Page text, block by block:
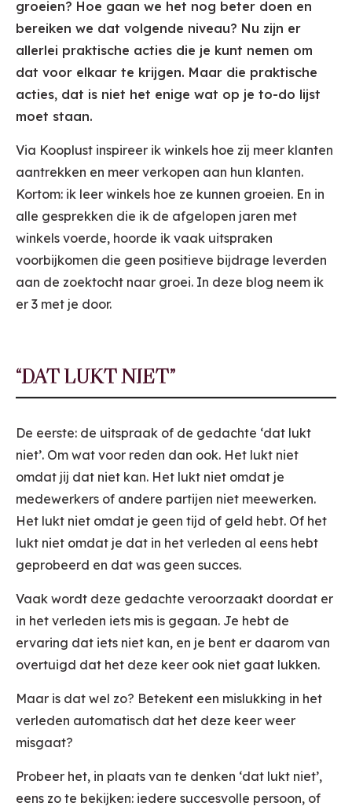
groeien? Hoe gaan we het nog beter doen en
bereiken we dat volgende niveau? Nu zijn er
allerlei praktische acties die je kunt nemen om
dat voor elkaar te krijgen. Maar die praktische
acties, dat is niet het enige wat op je to-do lijst
moet staan.
Via Kooplust inspireer ik winkels hoe zij meer klanten
aantrekken en meer verkopen aan hun klanten.
Kortom: ik leer winkels hoe ze kunnen groeien. En in
alle gesprekken die ik de afgelopen jaren met
winkels voerde, hoorde ik vaak uitspraken
voorbijkomen die geen positieve bijdrage leverden
aan de zoektocht naar groei. In deze blog neem ik
er 3 met je door.
“DAT LUKT NIET”
De eerste: de uitspraak of de gedachte ‘dat lukt
niet’. Om wat voor reden dan ook. Het lukt niet
omdat jij dat niet kan. Het lukt niet omdat je
medewerkers of andere partijen niet meewerken.
Het lukt niet omdat je geen tijd of geld hebt. Of het
lukt niet omdat je dat in het verleden al eens hebt
geprobeerd en dat was geen succes.
Vaak wordt deze gedachte veroorzaakt doordat er
in het verleden iets mis is gegaan. Je hebt de
ervaring dat iets niet kan, en je bent er daarom van
overtuigd dat het deze keer ook niet gaat lukken.
Maar is dat wel zo? Betekent een mislukking in het
verleden automatisch dat het deze keer weer
misgaat?
Probeer het, in plaats van te denken ‘dat lukt niet’,
eens zo te bekijken: iedere succesvolle persoon, of